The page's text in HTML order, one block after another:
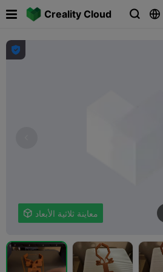
Creality Cloud  

 معاينة ثلاثية الأبعاد